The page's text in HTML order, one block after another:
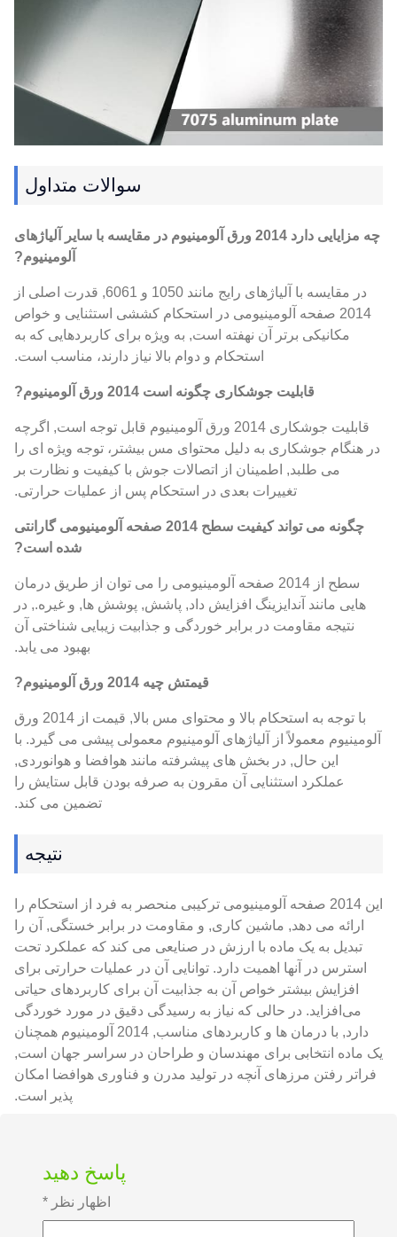
سوالات متداول
چه مزایایی دارد 2014 ورق آلومینیوم در مقایسه با سایر آلیاژهای
آلومینیوم?
در مقایسه با آلیاژهای رایج مانند 1050 و 6061, قدرت اصلی از
2014 صفحه آلومینیومی در استحکام کششی استثنایی و خواص
مکانیکی برتر آن نهفته است, به ویژه برای کاربردهایی که به
استحکام و دوام بالا نیاز دارند، مناسب است.
قابلیت جوشکاری چگونه است 2014 ورق آلومینیوم?
قابلیت جوشکاری 2014 ورق آلومینیوم قابل توجه است, اگرچه
در هنگام جوشکاری به دلیل محتوای مس بیشتر، توجه ویژه ای را
می طلبد, اطمینان از اتصالات جوش با کیفیت و نظارت بر
تغییرات بعدی در استحکام پس از عملیات حرارتی.
چگونه می تواند کیفیت سطح 2014 صفحه آلومینیومی گارانتی
شده است?
سطح از 2014 صفحه آلومینیومی را می توان از طریق درمان
هایی مانند آندایزینگ افزایش داد, پاشش, پوشش ها, و غیره., در
نتیجه مقاومت در برابر خوردگی و جذابیت زیبایی شناختی آن
بهبود می یابد.
قیمتش چیه 2014 ورق آلومینیوم?
با توجه به استحکام بالا و محتوای مس بالا, قیمت از 2014 ورق
آلومینیوم معمولاً از آلیاژهای آلومینیوم معمولی پیشی می گیرد. با
این حال, در بخش های پیشرفته مانند هوافضا و هوانوردی,
عملکرد استثنایی آن مقرون به صرفه بودن قابل ستایش را
تضمین می کند.
نتیجه
این 2014 صفحه آلومینیومی ترکیبی منحصر به فرد از استحکام را
ارائه می دهد, ماشین کاری, و مقاومت در برابر خستگی, آن را
تبدیل به یک ماده با ارزش در صنایعی می کند که عملکرد تحت
استرس در آنها اهمیت دارد. توانایی آن در عملیات حرارتی برای
افزایش بیشتر خواص آن به جذابیت آن برای کاربردهای حیاتی
می‌افزاید. در حالی که نیاز به رسیدگی دقیق در مورد خوردگی
دارد, با درمان ها و کاربردهای مناسب, 2014 آلومینیوم همچنان
یک ماده انتخابی برای مهندسان و طراحان در سراسر جهان است,
فراتر رفتن مرزهای آنچه در تولید مدرن و فناوری هوافضا امکان
پذیر است.
پاسخ دهید
اظهار نظر *